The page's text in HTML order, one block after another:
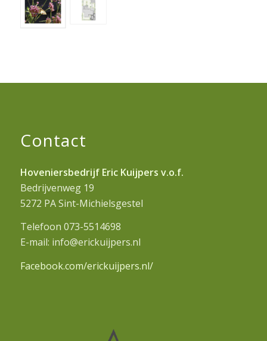
Contact
Hoveniersbedrijf Eric Kuijpers v.o.f.
Bedrijvenweg 19
5272 PA Sint-Michielsgestel
Telefoon 073-5514698
E-mail: info@erickuijpers.nl
Facebook.com/erickuijpers.nl/